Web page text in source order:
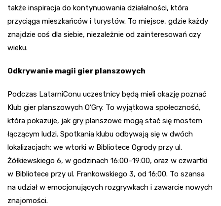
także inspiracja do kontynuowania działalności, która
przyciąga mieszkańców i turystów. To miejsce, gdzie każdy
znajdzie coś dla siebie, niezależnie od zainteresowań czy
wieku.
Odkrywanie magii gier planszowych
Podczas LatarniConu uczestnicy będą mieli okazję poznać
Klub gier planszowych O’Gry. To wyjątkowa społeczność,
która pokazuje, jak gry planszowe mogą stać się mostem
łączącym ludzi. Spotkania klubu odbywają się w dwóch
lokalizacjach: we wtorki w Bibliotece Ogrody przy ul.
Żółkiewskiego 6, w godzinach 16:00–19:00, oraz w czwartki
w Bibliotece przy ul. Frankowskiego 3, od 16:00. To szansa
na udział w emocjonujących rozgrywkach i zawarcie nowych
znajomości.